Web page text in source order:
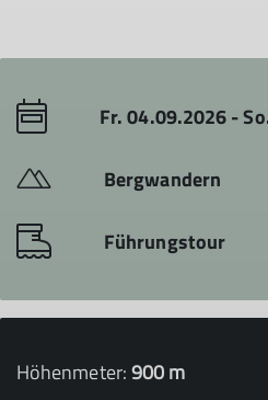
Fr. 04.09.2026 -
Bergwandern
Führungstour
Höhenmeter:900 m